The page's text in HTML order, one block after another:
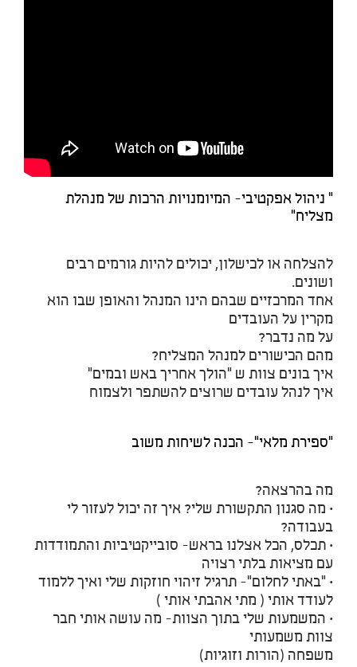
" ניהול אפקטיבי- המיומנויות הרכות של מנהלת
מצליח"
להצלחה או לכישלון, יכולים להיות גורמים רבים
ושונים.
אחד המרכזיים שבהם הינו המנהל והאופן שבו הוא
מקרין על העובדים
על מה נדבר?
מהם הכישורים למנהל המצליח?
איך בונים צוות ש "הולך אחריך באש ובמים"
איך לנהל עובדים שרוצים להשתפר ולצמוח
"ספירת מלאי"- הכנה לשיחות משוב
מה בהרצאה?
• מה סגנון התקשורת שלי? איך זה יכול לעזור לי
בעבודה?
• תכלס, הכל אצלנו בראש- סובייקטיביות והתמודדות
עם מציאות בלתי רצויה
• "באתי לחלום"- תרגיל זיהוי חוזקות שלי ואיך ללמוד
לעודד אותי ( מתי אהבתי אותי )
• המשמעות שלי בתוך הצוות- מה עושה אותי חבר
צוות משמעותי
משפחה (הורות וזוגיות)